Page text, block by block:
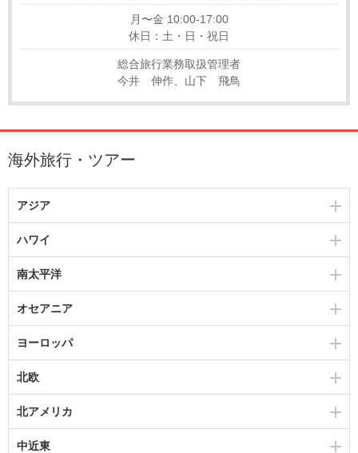
月〜金 10:00-17:00
休日：土・日・祝日
総合旅行業務取扱管理者
今井 伸作、山下 飛鳥
海外旅行・ツアー
アジア
ハワイ
南太平洋
オセアニア
ヨーロッパ
北欧
北アメリカ
中近東